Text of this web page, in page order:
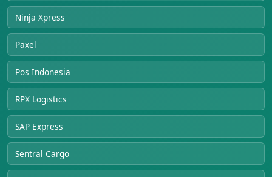
Ninja Xpress
Paxel
Pos Indonesia
RPX Logistics
SAP Express
Sentral Cargo